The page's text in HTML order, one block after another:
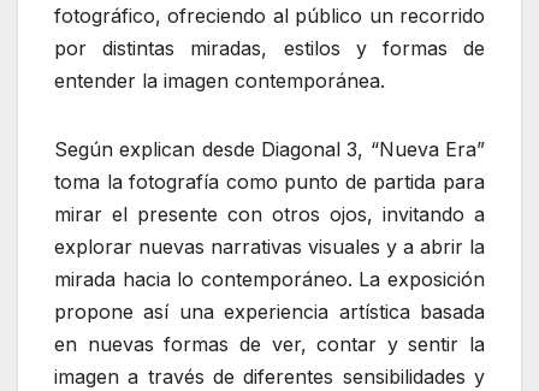
fotográfico, ofreciendo al público un recorrido
por distintas miradas, estilos y formas de
entender la imagen contemporánea.
Según explican desde Diagonal 3, “Nueva Era”
toma la fotografía como punto de partida para
mirar el presente con otros ojos, invitando a
explorar nuevas narrativas visuales y a abrir la
mirada hacia lo contemporáneo. La exposición
propone así una experiencia artística basada
en nuevas formas de ver, contar y sentir la
imagen a través de diferentes sensibilidades y